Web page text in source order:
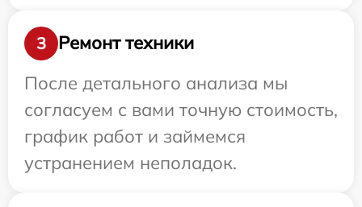
3
Ремонт техники
После детального анализа мы
согласуем с вами точную стоимость,
график работ и займемся
устранением неполадок.